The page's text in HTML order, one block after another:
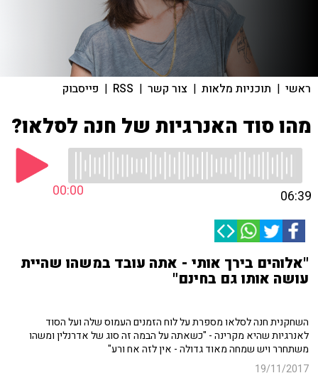
ראשי | תוכניות מלאות | צור קשר |
RSS
| פייסבוק
מהו סוד האנרגיות של חנה לסלאו?
00:00 06:39
"אלוהים בירך אותי - אתה עובד במשהו שהיית
עושה אותו גם בחינם"
השחקנית חנה לסלאו מספרת על לוח הזמנים העמוס שלה ועל הסוד
לאנרגיות שהיא מקרינה - "כשאתה על הבמה זה סוג של אדרנלין ומשהו
משתחרר ויש שמחה מאוד גדולה - אין לזה אח ורע"
19/11/2017